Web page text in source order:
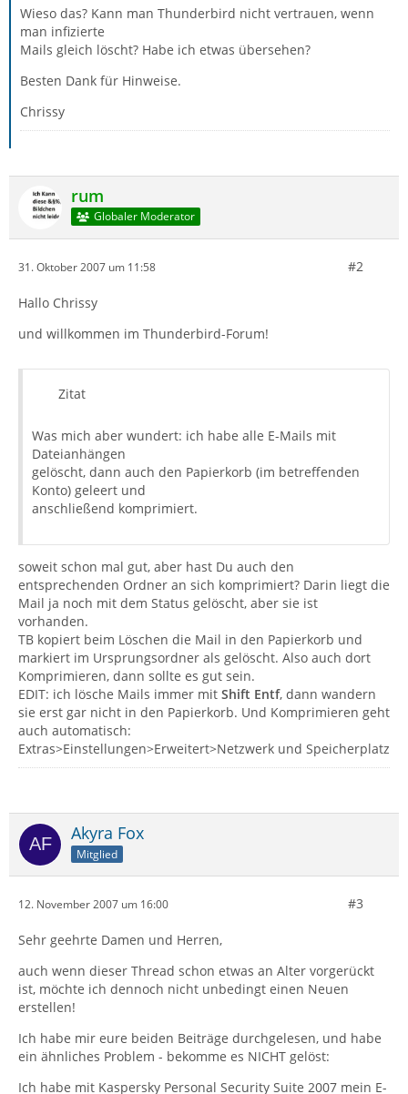
Wieso das? Kann man Thunderbird nicht vertrauen, wenn
man infizierte
Mails gleich löscht? Habe ich etwas übersehen?
Besten Dank für Hinweise.
Chrissy
rum
Globaler Moderator
31. Oktober 2007 um 11:58 #2
Hallo Chrissy
und willkommen im Thunderbird-Forum!
Zitat
Was mich aber wundert: ich habe alle E-Mails mit
Dateianhängen
gelöscht, dann auch den Papierkorb (im betreffenden
Konto) geleert und
anschließend komprimiert.
soweit schon mal gut, aber hast Du auch den
entsprechenden Ordner an sich komprimiert? Darin liegt die
Mail ja noch mit dem Status gelöscht, aber sie ist
vorhanden.
TB kopiert beim Löschen die Mail in den Papierkorb und
markiert im Ursprungsordner als gelöscht. Also auch dort
Komprimieren, dann sollte es gut sein.
EDIT: ich lösche Mails immer mit Shift Entf, dann wandern
sie erst gar nicht in den Papierkorb. Und Komprimieren geht
auch automatisch:
Extras>Einstellungen>Erweitert>Netzwerk und Speicherplatz
Akyra Fox
Mitglied
12. November 2007 um 16:00 #3
Sehr geehrte Damen und Herren,
auch wenn dieser Thread schon etwas an Alter vorgerückt
ist, möchte ich dennoch nicht unbedingt einen Neuen
erstellen!
Ich habe mir eure beiden Beiträge durchgelesen, und habe
ein ähnliches Problem - bekomme es NICHT gelöst:
Ich habe mit Kaspersky Personal Security Suite 2007 mein E-